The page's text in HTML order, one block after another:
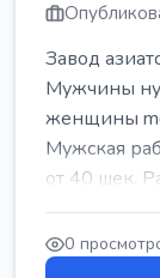
Завод
Мужчины
женщины
Мужская
от 40 шек.
0